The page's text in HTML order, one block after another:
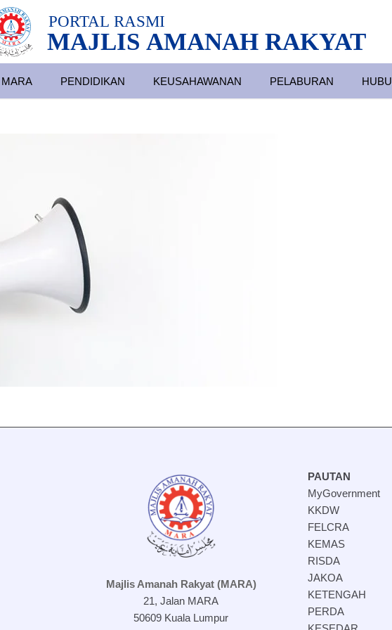
MAJLIS AMANAH RAKYAT
PORTAL RASMI
PENDIDIKAN KEUSAHAWANAN PELABURAN
Majlis Amanah Rakyat (MARA)
21, Jalan MARA
50609 Kuala Lumpur
PAUTAN
MyGovernment
KKDW
FELCRA
KEMAS
RISDA
JAKOA
KETENGAH
PERDA